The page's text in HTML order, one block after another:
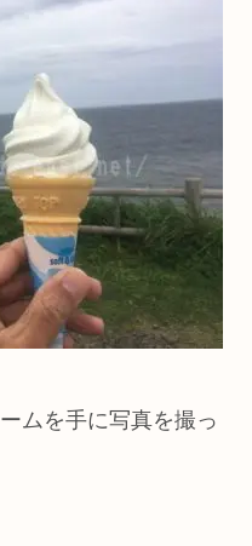
ムを手に写真を撮っ